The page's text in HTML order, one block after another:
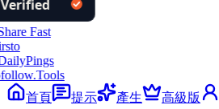
首頁
提示 產生 高級版